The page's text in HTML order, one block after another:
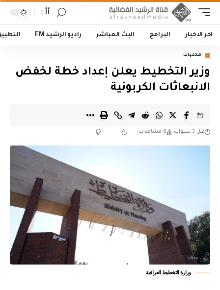
أأ
اخر الاخبار البرامج البث المباشر راديو الرشيد FM
محليات
وزير التخطيط يعلن إعداد خطة لخفض
الانبعاثات الكربونية
قبل 3 سنوات 8 مشاهدات
وزارة التخطيط العراقية